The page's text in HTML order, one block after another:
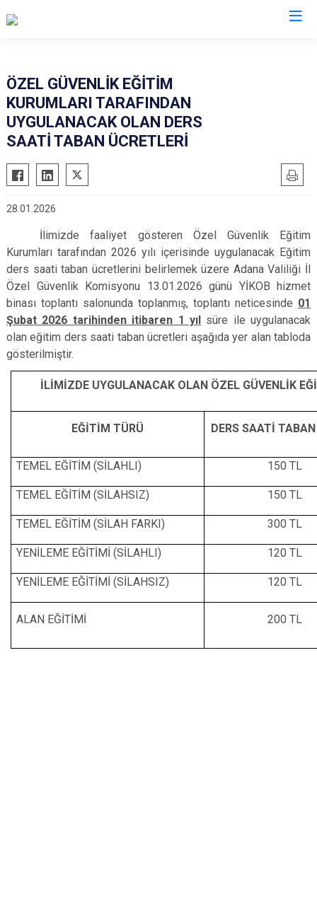
ÖZEL GÜVENLİK EĞİTİM
KURUMLARI TARAFINDAN
UYGULANACAK OLAN DERS
SAATİ TABAN ÜCRETLERİ
28.01.2026
İlimizde faaliyet gösteren Özel Güvenlik Eğitim
Kurumları tarafından 2026 yılı içerisinde uygulanacak Eğitim
ders saati taban ücretlerini belirlemek üzere Adana Valiliği İl
Özel Güvenlik Komisyonu 13.01.2026 günü YİKOB hizmet
binası toplantı salonunda toplanmış, toplantı neticesinde 01
Şubat 2026 tarihinden itibaren 1 yılsüre ile uygulanacak
olan eğitim ders saati taban ücretleri aşağıda yer alan tabloda
gösterilmiştir.
İLİMİZDE UYGULANACAK OLAN ÖZEL GÜVENLİK
EĞİTİM TÜRÜ DERS SAATİ
TEMEL EĞİTİM (SİLAHLI) 150 TL
TEMEL EĞİTİM (SİLAHSIZ) 150 TL
TEMEL EĞİTİM (SİLAH FARKI) 300 TL
YENİLEME EĞİTİMİ (SİLAHLI) 120 TL
YENİLEME EĞİTİMİ (SİLAHSIZ) 120 TL
ALAN EĞİTİMİ 200 TL